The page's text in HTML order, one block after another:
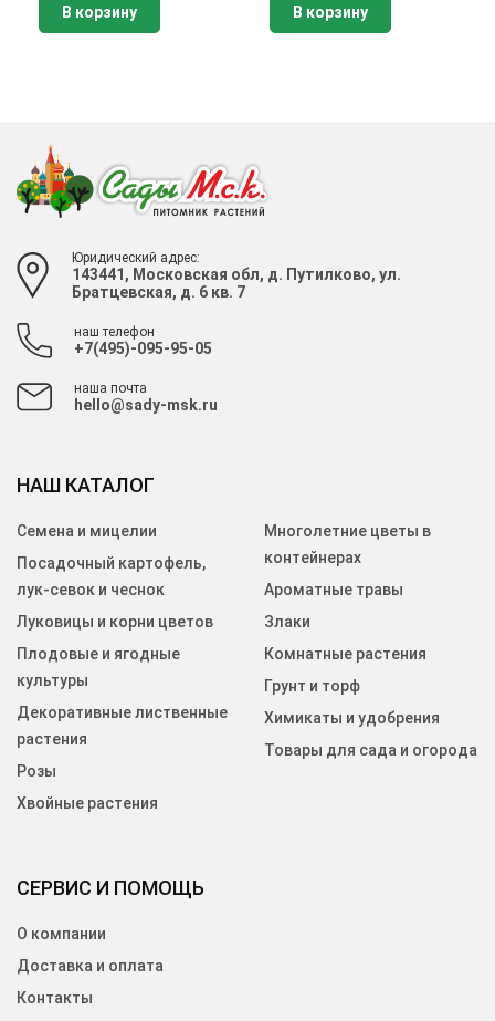
В корзину В корзину
Юридический адрес:
143441, Московская обл, д. Путилково, ул.
Братцевская, д. 6 кв. 7
наш телефон
+7(495)-095-95-05
наша почта
hello@sady-msk.ru
СЕРВИС И ПОМОЩЬ
О компании
Доставка и оплата
Контакты
НАШ КАТАЛОГ
Семена и мицелии
Посадочный картофель,
лук-севок и чеснок
Луковицы и корни цветов
Плодовые и ягодные
культуры
Декоративные лиственные
растения
Розы
Хвойные растения
Многолетние цветы в
контейнерах
Ароматные травы
Злаки
Комнатные растения
Грунт и торф
Химикаты и удобрения
Товары для сада и огорода